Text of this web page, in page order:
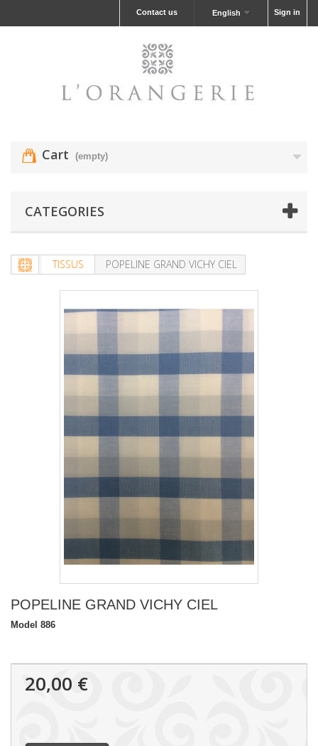
Sign in
English
Contact us
Cart (empty)
CATEGORIES
TISSUS POPELINE GRAND VICHY CIEL
POPELINE GRAND VICHY CIEL
Model 886
20,00 €